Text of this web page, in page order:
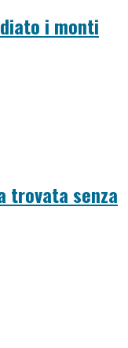
i monti
trovata senza